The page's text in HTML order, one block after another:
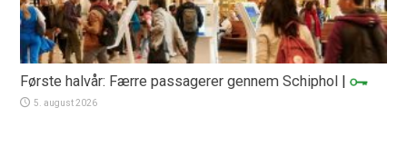
Første halvår: Færre passagerer gennem Schiphol |
5. august 2026